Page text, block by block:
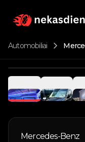
Katalogas
Apie
Automobiliai
Mercedes-Benz